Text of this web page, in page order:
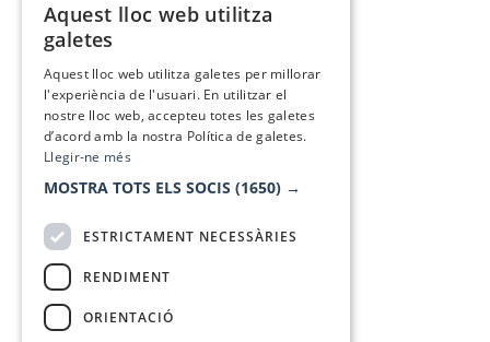
Aquest lloc web utilitza
galetes
Aquest lloc web utilitza galetes per millorar
l'experiència de l'usuari. En utilitzar el
nostre lloc web, accepteu totes les galetes
d’acord amb la nostra Política de galetes.
Llegir-ne més
MOSTRA TOTS ELS SOCIS (1650) →
ESTRICTAMENT NECESSÀRIES
RENDIMENT
ORIENTACIÓ